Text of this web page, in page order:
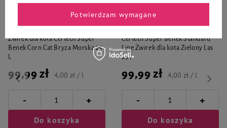
Żwirek dla kota Certech Super
Benek Corn Cat Bryza Morska 25
L
99,99 zł 4,00 zł / l
- +
Do koszyka
Certech Super Benek Standard
Line Żwirek dla kota Zielony Las
25 l
99,99 zł 4,00 zł / l
- +
Do koszyka
Potwierdzam wymagane